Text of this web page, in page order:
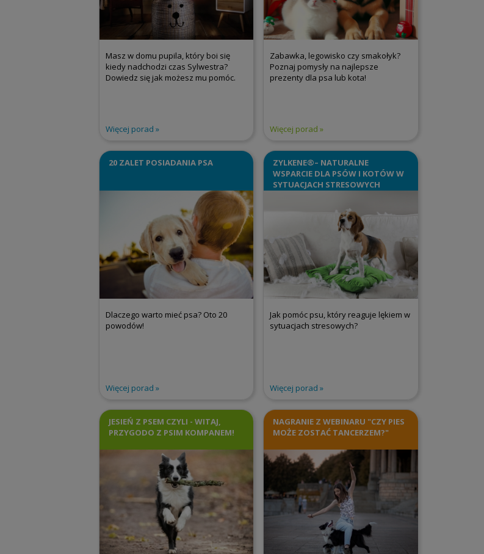
Masz w domu pupila, który boi się
kiedy nadchodzi czas Sylwestra?
Dowiedz się jak możesz mu pomóc.
Więcej porad
Zabawka, legowisko czy smakołyk?
Poznaj pomysły na najlepsze
prezenty dla psa lub kota!
Więcej porad
20 ZALET POSIADANIA PSA
Dlaczego warto mieć psa? Oto 20
powodów!
Więcej porad
ZYLKENE®– NATURALNE
WSPARCIE DLA PSÓW I KOTÓW W
SYTUACJACH STRESOWYCH
Jak pomóc psu, który reaguje lękiem w
sytuacjach stresowych?
Więcej porad
JESIEŃ Z PSEM CZYLI - WITAJ,
PRZYGODO Z PSIM KOMPANEM!
NAGRANIE Z WEBINARU "CZY PIES
MOŻE ZOSTAĆ TANCERZEM?"